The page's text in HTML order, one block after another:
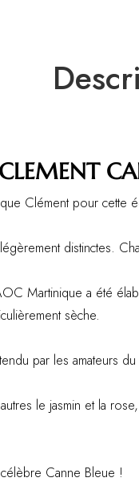
Clément pour
distinctes.
Martinique a été
sèche.
par les amateurs
le jasmin et la
Canne Bleue !